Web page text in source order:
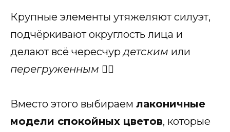
Крупные элементы утяжеляют силуэт,
подчёркивают округлость лица и
делают всё чересчурдетским или
перегруженным 🤷‍♀️
Вместо этого выбираем лаконичные
модели спокойных цветов, которые